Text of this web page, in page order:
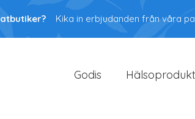
Kika in erbjudanden från våra
Godis